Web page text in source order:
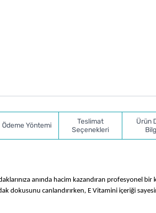
Ödeme Yöntemi
Teslimat
Seçenekleri
Ürün
anında hacim kazandıran profesyonel bir
dokusunu canlandırırken, E Vitamini içeriği